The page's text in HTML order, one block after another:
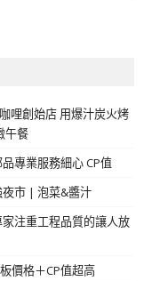
哩創始店 用爆汁炭火烤
午餐
專業服務細心 CP值
市 | 泡菜&醬汁
注重工程品質的讓人放
價格＋CP值超高